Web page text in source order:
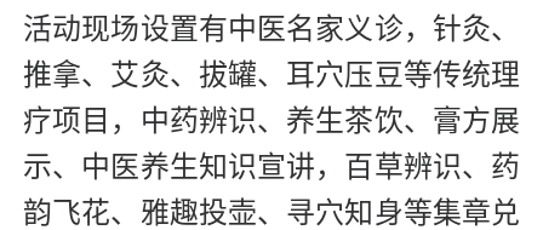
活动现场设置有中医名家义诊，针灸、
推拿、艾灸、拔罐、耳穴压豆等传统理
疗项目，中药辨识、养生茶饮、膏方展
示、中医养生知识宣讲，百草辨识、药
韵飞花、雅趣投壶、寻穴知身等集章兑